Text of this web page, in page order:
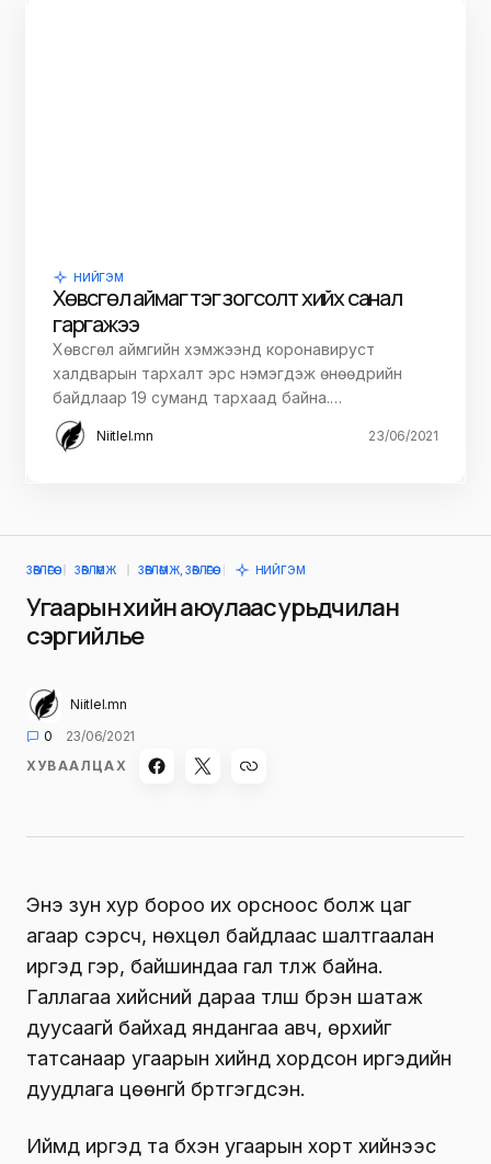
НИЙГЭМ
Хөвсгөл аймаг тэг зогсолт хийх санал
гаргажээ
Хөвсгөл аймгийн хэмжээнд коронавируст
халдварын тархалт эрс нэмэгдэж өнөөдрийн
байдлаар 19 суманд тархаад байна.…
Niitlel.mn 23/06/2021
ЗӨВЛӨГӨӨ ЗӨВЛӨМЖ ЗӨВЛӨМЖ, ЗӨВЛӨГӨӨ НИЙГЭМ
Угаарын хийн аюулаас урьдчилан
сэргийлье
Niitlel.mn
0
23/06/2021
ХУВААЛЦАХ
Энэ зун хур бороо их орсноос болж цаг
агаар сэрүүсч, нөхцөл байдлаас шалтгаалан
иргэд гэр, байшиндаа гал түлж байна.
Галлагаа хийсний дараа түлш бүрэн шатаж
дуусаагүй байхад яндангаа авч, өрхийг
татсанаар угаарын хийнд хордсон иргэдийн
дуудлага цөөнгүй бүртгэгдсэн.
Иймд иргэд та бүхэн угаарын хорт хийнээс